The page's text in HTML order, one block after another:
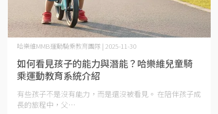
如何看見孩子的能力與潛能？哈樂維兒童騎
乘運動教育系統介紹
哈樂維MMB運動騎乘教育團隊 | 2025-11-30
有些孩子不是沒有能力，而是還沒被看見。 在陪伴孩子成
長的旅程中，父⋯